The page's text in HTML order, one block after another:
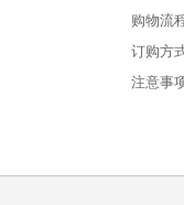
购物流
订购方
注意事